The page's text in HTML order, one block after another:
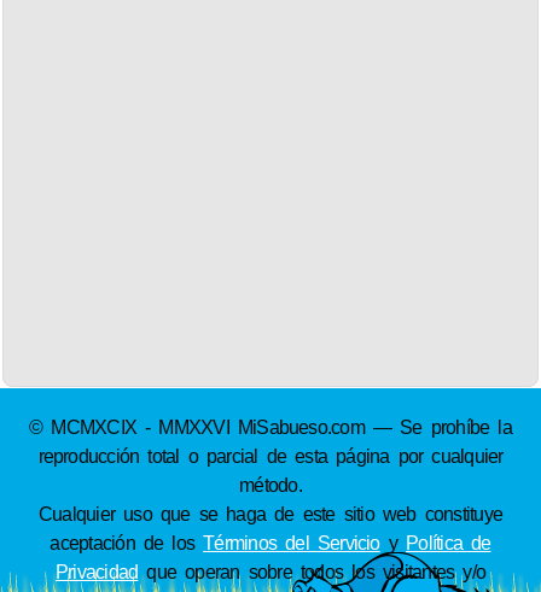
© MCMXCIX - MMXXVI MiSabueso.com — Se prohíbe la
reproducción total o parcial de esta página por cualquier
método.
Cualquier uso que se haga de este sitio web constituye
aceptación de losTérminos del Servicioy Política de
Privacidad que operan sobre todos los visitantes y/o